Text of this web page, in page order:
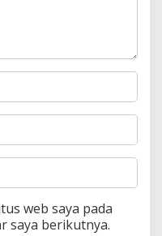
web saya pada
saya berikutnya.